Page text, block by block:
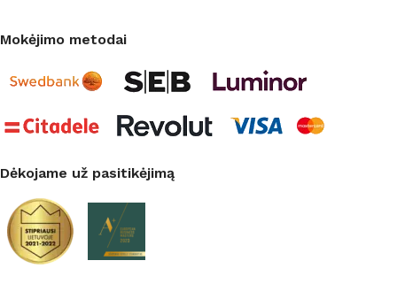
Mokėjimo metodai
Dėkojame už pasitikėjimą